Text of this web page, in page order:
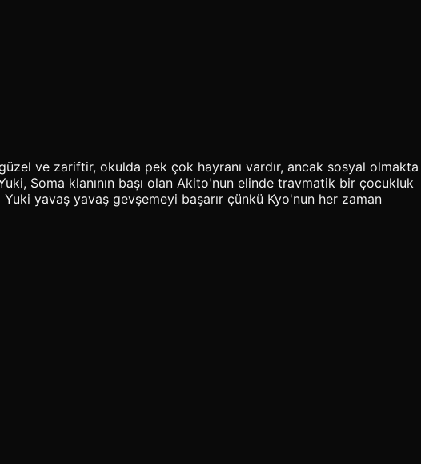
ve zariftir, okulda pek çok hayranı vardır, ancak sosyal olmakta
Soma klanının başı olan Akito'nun elinde travmatik bir çocukluk
yavaş yavaş gevşemeyi başarır çünkü Kyo'nun her zaman